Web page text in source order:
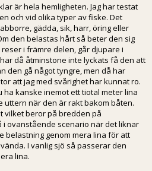
är hela hemligheten. Jag har testat
och vid olika typer av fiske. Det
gädda, sik, harr, öring eller
den belastas hårt så beter den sig
i främre delen, går djupare i
då åtminstone inte lyckats få den att
den gå något tyngre, men då har
att jag med svårighet har kunnat ro.
ha kanske inemot ett tiotal meter lina
uttern när den är rakt bakom båten.
vilket beror på bredden på
i ovanstående scenario när det liknar
belastning genom mera lina för att
I vanlig sjö så passerar den
lina.